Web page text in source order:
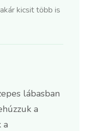
kicsit több is
lábasban
a
a